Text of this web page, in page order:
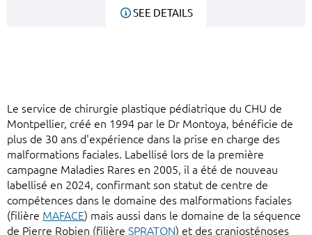
SEE DETAILS
Le service de chirurgie plastique pédiatrique du CHU de
Montpellier, créé en 1994 par le Dr Montoya, bénéficie de
plus de 30 ans d'expérience dans la prise en charge des
malformations faciales. Labellisé lors de la première
campagne Maladies Rares en 2005, il a été de nouveau
labellisé en 2024, confirmant son statut de centre de
compétences dans le domaine des malformations faciales
(filière MAFACE) mais aussi dans le domaine de la séquence
de Pierre Robien (filière SPRATON) et des craniosténoses